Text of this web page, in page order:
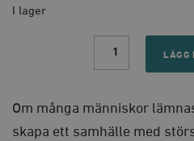
I lager
Mänskligt
handlande
LÄGG
Om många människor
skapa ett samhälle med